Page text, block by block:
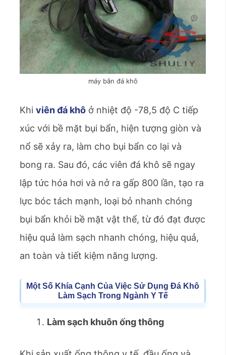
máy bắn đá khô
Khi viên đá khô ở nhiệt độ -78,5 độ C tiếp
xúc với bề mặt bụi bẩn, hiện tượng giòn và
nổ sẽ xảy ra, làm cho bụi bẩn co lại và
bong ra. Sau đó, các viên đá khô sẽ ngay
lập tức hóa hơi và nở ra gấp 800 lần, tạo ra
lực bóc tách mạnh, loại bỏ nhanh chóng
bụi bẩn khỏi bề mặt vật thể, từ đó đạt được
hiệu quả làm sạch nhanh chóng, hiệu quả,
an toàn và tiết kiệm năng lượng.
Một Số Khía Cạnh Của Việc Sử Dụng Đá Khô
Làm Sạch Trong Ngành Y Tế
Làm sạch khuôn ống thông